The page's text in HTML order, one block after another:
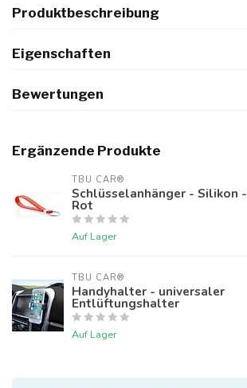
Produktbeschreibung
Eigenschaften
Bewertungen
Ergänzende Produkte
TBU CAR®
Schlüsselanhänger - Silikon -
Rot
Auf Lager
TBU CAR®
Handyhalter - universaler
Entlüftungshalter
Auf Lager